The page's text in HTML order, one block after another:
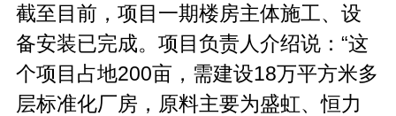
截至目前，项目一期楼房主体施工、设
备安装已完成。项目负责人介绍说：“这
个项目占地200亩，需建设18万平方米多
层标准化厂房，原料主要为盛虹、恒力